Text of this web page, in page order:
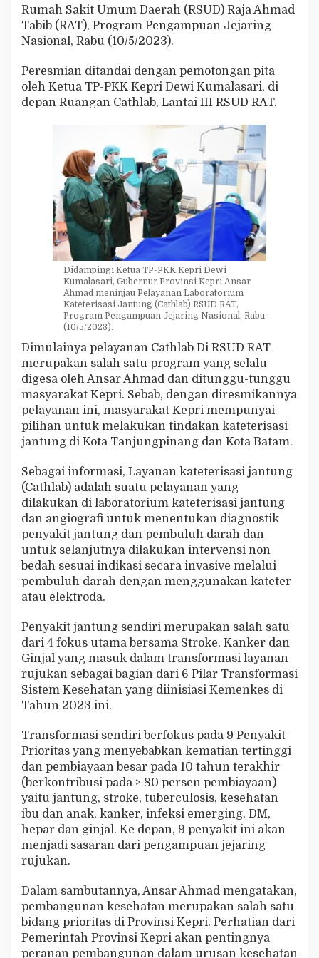
R
e
s
m
k
a
n
n
a
n
C
a
h
l
a
b
R
S
U
A
T
Rumah Sakit Umum Daerah (RSUD) Raja Ahmad
Tabib (RAT), Program Pengampuan Jejaring
Nasional, Rabu (10/5/2023).
Peresmian ditandai dengan pemotongan pita
oleh Ketua TP-PKK Kepri Dewi Kumalasari, di
depan Ruangan Cathlab, Lantai III RSUD RAT.
Didampingi Ketua TP-PKK Kepri Dewi
Kumalasari, Gubernur Provinsi Kepri Ansar
Ahmad meninjau Pelayanan Laboratorium
Kateterisasi Jantung (Cathlab) RSUD RAT,
Program Pengampuan Jejaring Nasional, Rabu
(10/5/2023).
Dimulainya pelayanan Cathlab Di RSUD RAT
merupakan salah satu program yang selalu
digesa oleh Ansar Ahmad dan ditunggu-tunggu
masyarakat Kepri. Sebab, dengan diresmikannya
pelayanan ini, masyarakat Kepri mempunyai
pilihan untuk melakukan tindakan kateterisasi
jantung di Kota Tanjungpinang dan Kota Batam.
Sebagai informasi, Layanan kateterisasi jantung
(Cathlab) adalah suatu pelayanan yang
dilakukan di laboratorium kateterisasi jantung
dan angiografi untuk menentukan diagnostik
penyakit jantung dan pembuluh darah dan
untuk selanjutnya dilakukan intervensi non
bedah sesuai indikasi secara invasive melalui
pembuluh darah dengan menggunakan kateter
atau elektroda.
Penyakit jantung sendiri merupakan salah satu
dari 4 fokus utama bersama Stroke, Kanker dan
Ginjal yang masuk dalam transformasi layanan
rujukan sebagai bagian dari 6 Pilar Transformasi
Sistem Kesehatan yang diinisiasi Kemenkes di
Tahun 2023 ini.
Transformasi sendiri berfokus pada 9 Penyakit
Prioritas yang menyebabkan kematian tertinggi
dan pembiayaan besar pada 10 tahun terakhir
(berkontribusi pada > 80 persen pembiayaan)
yaitu jantung, stroke, tuberculosis, kesehatan
ibu dan anak, kanker, infeksi emerging, DM,
hepar dan ginjal. Ke depan, 9 penyakit ini akan
menjadi sasaran dari pengampuan jejaring
rujukan.
Dalam sambutannya, Ansar Ahmad mengatakan,
pembangunan kesehatan merupakan salah satu
bidang prioritas di Provinsi Kepri. Perhatian dari
Pemerintah Provinsi Kepri akan pentingnya
peranan pembangunan dalam urusan kesehatan